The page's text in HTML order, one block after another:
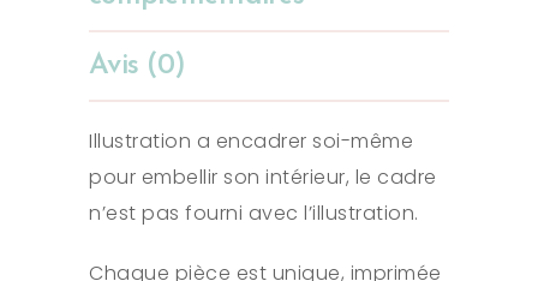
Avis (0)
Illustration a encadrer soi-même
pour embellir son intérieur, le cadre
n’est pas fourni avec l’illustration.
Chaque pièce est unique, imprimée